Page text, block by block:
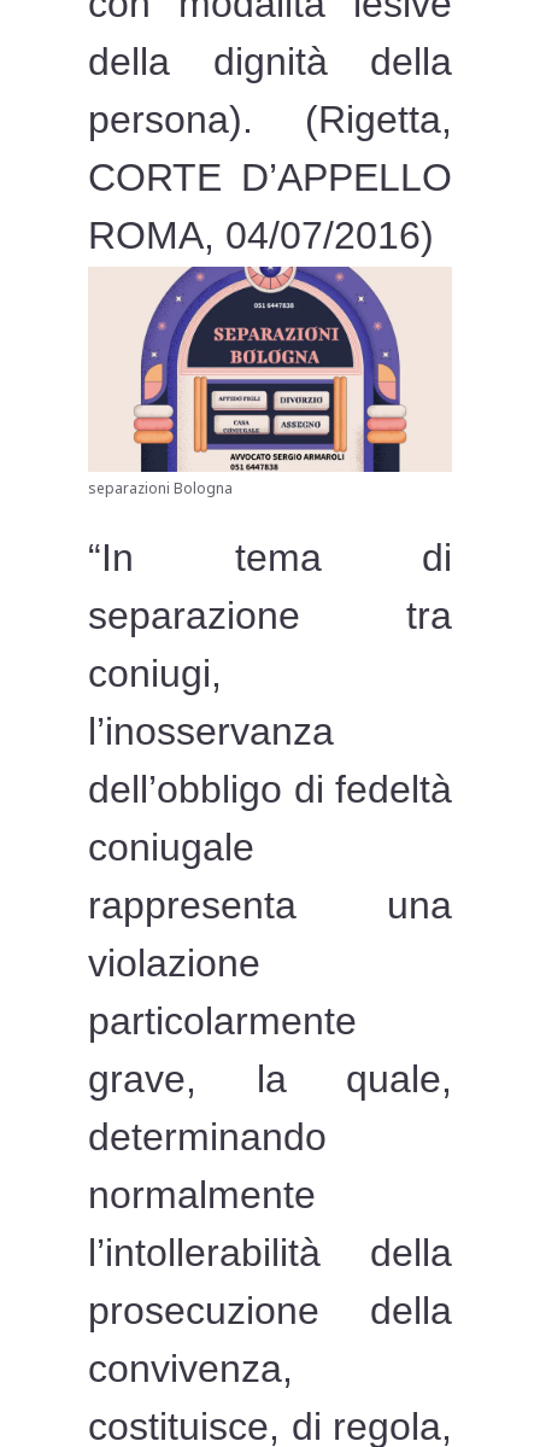
della dignità della
persona). (Rigetta,
CORTE D’APPELLO
ROMA, 04/07/2016)
separazioni Bologna
“In tema di
separazione tra
coniugi,
l’inosservanza
dell’obbligo di fedeltà
coniugale
rappresenta una
violazione
particolarmente
grave, la quale,
determinando
normalmente
l’intollerabilità della
prosecuzione della
convivenza,
costituisce, di regola,